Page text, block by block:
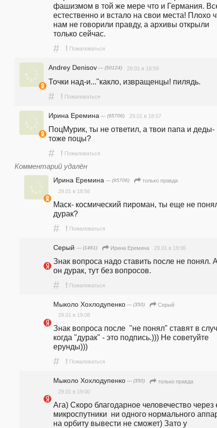
фашизмом в той же мере что и Германия.
естественно и встало на свои места! Плохо
нам не говорили правду, а архивы открыли
только сейчас.
# ! Пожаловаться
Andrey Denisov — (50124) 29.01 в 18:59
Точки над-и..."какло, извращенцы! пилядь.
# ! Пожаловаться
Ирина Еремина — (95706) 29.01 в 18:57
ПоцМурик, ты не ответил, а твои папа и деды-
тоже поцы?
# ! Пожаловаться
Комментарий удалён
Ирина Еремина — (95706)
только правда
29.01 в 18:56
Маск- космический пироман, ты еще не
дурак?
# ! Пожаловаться
Серый — (1461) Ирина Еремина 29.01 в 19:06
Знак вопроса надо ставить после не понял.
он дурак, тут без вопросов.
# ! Пожаловаться
Мыколо Хохлодупенко — (350)
Серый
29.01 в 19:08
Знак вопроса после  "не понял" ставят в
когда "дурак" - это подпись.))) Не советуйте
ерунды)))
# ! Пожаловаться
Мыколо Хохлодупенко — (350)
только правда
29.01 в 19:00
Ага) Скоро благодарное человечество через
микроспутники  ни одного нормального
на орбиту вывести не сможет) Зато у